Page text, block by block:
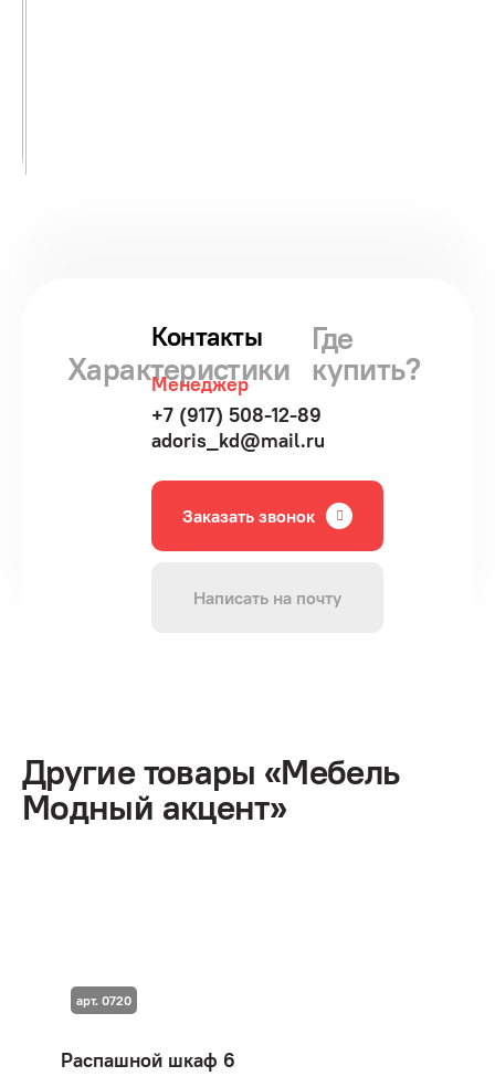
Характеристики
Где
купить?
Контакты
Менеджер
+7 (917) 508-12-89
adoris_kd@mail.ru
Заказать звонок
Написать на почту
Другие товары «Мебель
Модный акцент»
Распашной шкаф 6
арт. 0720